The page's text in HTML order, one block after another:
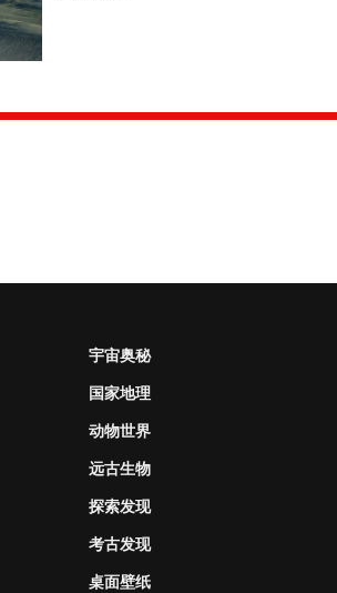
宇宙奥秘
国家地理
动物世界
远古生物
探索发现
考古发现
桌面壁纸